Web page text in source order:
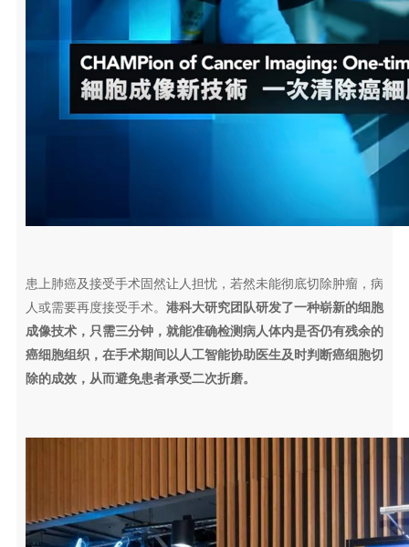
患上肺癌及接受手术固然让人担忧，若然未能彻底切除肿瘤，病
人或需要再度接受手术。 港科大研究团队研发了一种崭新的细胞
成像技术，只需三分钟，就能准确检测病人体内是否仍有残余的
癌细胞组织，在手术期间以人工智能协助医生及时判断癌细胞切
除的成效，从而避免患者承受二次折磨。